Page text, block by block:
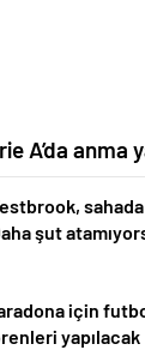
A’da anma
şut
için
yapılacak